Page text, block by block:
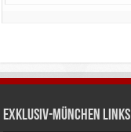
Exklusiv-München Links